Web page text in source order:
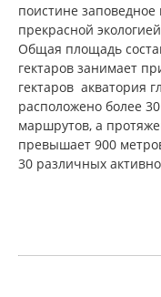
поистине
прекрасной
Общая площадь
гектаров занимает
гектаров акватория
расположено более
маршрутов, а
превышает 900
30 различных